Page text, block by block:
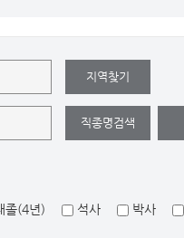
지역찾기
직종명검색
졸(4년) 석사 박사